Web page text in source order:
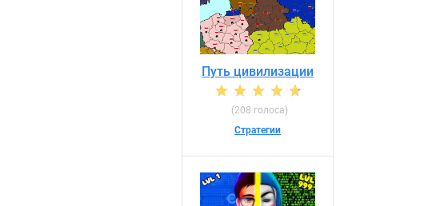
Путь цивилизации
(208 голоса)
Стратегии